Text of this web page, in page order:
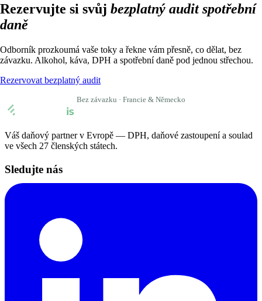
Rezervujte si svůj bezplatný audit spotřební
daně
Odborník prozkoumá vaše toky a řekne vám přesně, co dělat, bez
závazku. Alkohol, káva, DPH a spotřební daně pod jednou střechou.
Rezervovat bezplatný audit
Bez závazku · Francie & Německo
Váš daňový partner v Evropě — DPH, daňové zastoupení a soulad
ve všech 27 členských státech.
Sledujte nás